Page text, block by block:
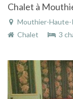
Mouthier-Haute-Pierre
Chalet
3